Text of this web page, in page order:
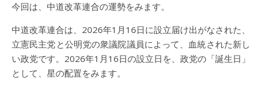
今回は、中道改革連合の運勢をみます。
中道改革連合は、2026年1月16日に設立届け出がなされた、
立憲民主党と公明党の衆議院議員によって、血統された新し
い政党です。2026年1月16日の設立日を、政党の「誕生日」
として、星の配置をみます。